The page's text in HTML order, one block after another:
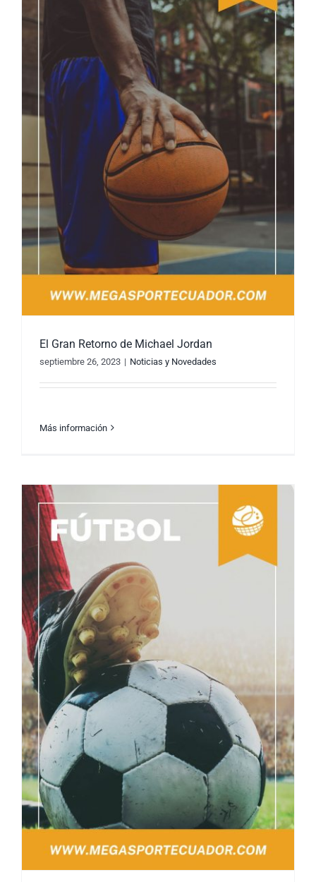
El Gran Retorno de Michael Jordan
El Gran Retorno de Michael Jordan
septiembre 26, 2023 | Noticias y Novedades
Más información